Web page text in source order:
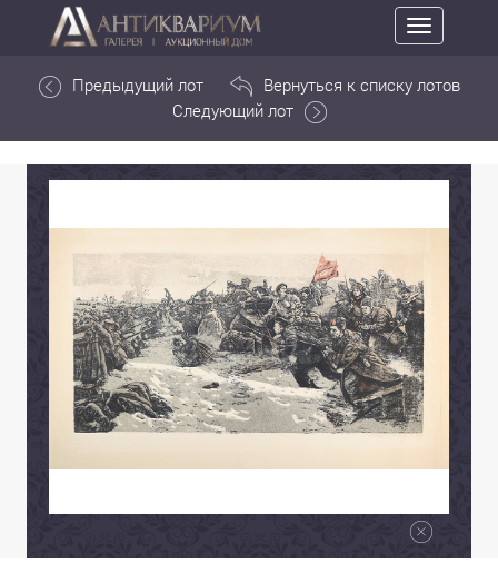
Toggle
navigation
Предыдущий лот
Вернуться к списку лотов
Следующий лот